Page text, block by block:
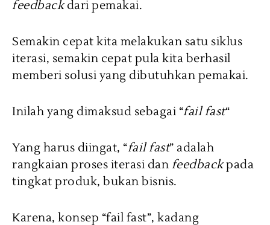
feedbackdari pemakai.
Semakin cepat kita melakukan satu siklus
iterasi, semakin cepat pula kita berhasil
memberi solusi yang dibutuhkan pemakai.
Inilah yang dimaksud sebagai “fail fast“
Yang harus diingat, “fail fast” adalah
rangkaian proses iterasi dan feedbackpada
tingkat produk, bukan bisnis.
Karena, konsep “fail fast”, kadang